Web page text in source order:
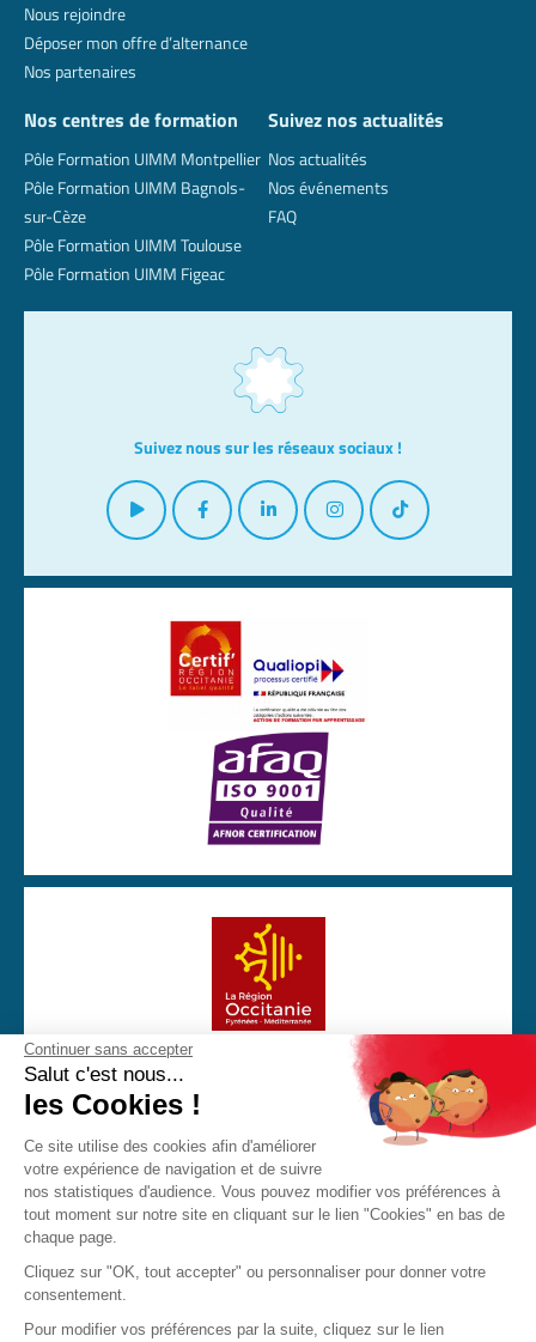
Continuer sans accepter
Salut c'est nous...
les Cookies !
Ce site utilise des cookies afin d'améliorer
votre expérience de navigation et de suivre
nos statistiques d'audience. Vous pouvez modifier vos préférences à
tout moment sur notre site en cliquant sur le lien "Cookies" en bas de
chaque page.
Cliquez sur "OK, tout accepter" ou personnaliser pour donner votre
consentement.
Pour modifier vos préférences par la suite, cliquez sur le lien
Nous rejoindre
Déposer mon offre d’alternance
Nos partenaires
Nos centres de formation
Pôle Formation UIMM Montpellier
Pôle Formation UIMM Bagnols-
sur-Cèze
Pôle Formation UIMM Toulouse
Pôle Formation UIMM Figeac
Suivez nos actualités
Nos actualités
Nos événements
FAQ
Avec la participation financière de la Région Occitanie
Suivez nous sur les réseaux sociaux !
CGU Mentions Légales
Politique de confidentialité
Cookies
Made with love by Visions Nouvelles 2023 ! Dernière mise